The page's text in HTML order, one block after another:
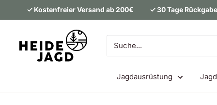
zum
✓ Kostenfreier Versand ab 200€ ✓ 30 Tage
Jagdausrüstung